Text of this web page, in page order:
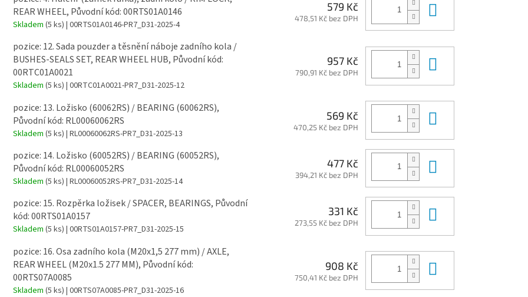
REAR WHEEL, Původní kód: 00RTS01A0146
Skladem (5 ks) | 00RTS01A0146-PR7_D31-2025-4
579 Kč
478,51 Kč bez DPH
pozice: 12. Sada pouzder a těsnění náboje zadního kola /
BUSHES-SEALS SET, REAR WHEEL HUB, Původní kód:
00RTC01A0021
Skladem (5 ks) | 00RTC01A0021-PR7_D31-2025-12
957 Kč
790,91 Kč bez DPH
pozice: 13. Ložisko (60062RS) / BEARING (60062RS),
Původní kód: RL00060062RS
Skladem (5 ks) | RL00060062RS-PR7_D31-2025-13
569 Kč
470,25 Kč bez DPH
pozice: 14. Ložisko (60052RS) / BEARING (60052RS),
Původní kód: RL00060052RS
Skladem (5 ks) | RL00060052RS-PR7_D31-2025-14
477 Kč
394,21 Kč bez DPH
pozice: 15. Rozpěrka ložisek / SPACER, BEARINGS, Původní
kód: 00RTS01A0157
Skladem (5 ks) | 00RTS01A0157-PR7_D31-2025-15
331 Kč
273,55 Kč bez DPH
pozice: 16. Osa zadního kola (M20x1,5 277 mm) / AXLE,
REAR WHEEL (M20x1.5 277 MM), Původní kód:
00RTS07A0085
Skladem (5 ks) | 00RTS07A0085-PR7_D31-2025-16
908 Kč
750,41 Kč bez DPH